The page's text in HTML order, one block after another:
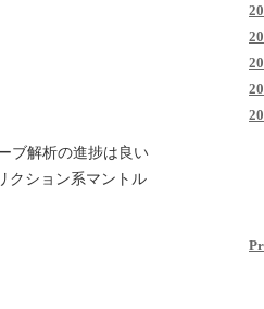
ブ解析の進捗は良い
クション系マントル